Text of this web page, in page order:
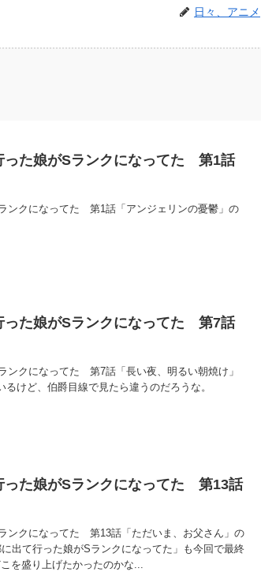
日々、アニメ
った娘がSランクになってた 第1話
ンクになってた 第1話「アンジェリンの憂鬱」の
った娘がSランクになってた 第7話
ンクになってた 第7話「長い夜、明るい朝焼け」
けど、伯爵目線で見たら違うのだろうな。
った娘がSランクになってた 第13話
ンクになってた 第13話「ただいま、お父さん」の
出て行った娘がSランクになってた」も今回で最終
を盛り上げたかったのかな...